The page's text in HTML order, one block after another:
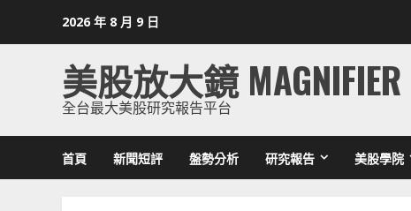
2026 年 8 月 9 日
美股放大鏡 MAGNIFIER
全台最大美股研究報告平台
首頁 新聞短評 盤勢分析 研究報告 美股學院